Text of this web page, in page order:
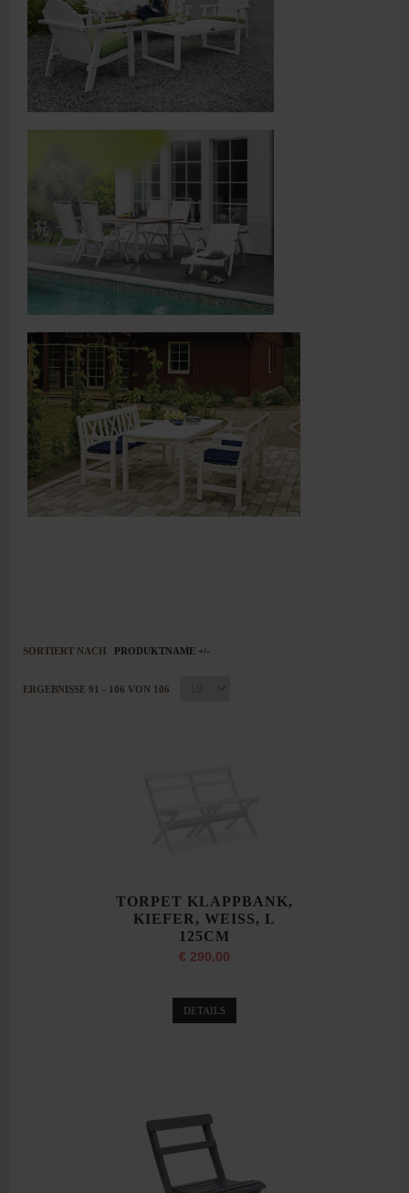
SORTIERT NACH PRODUKTNAME +/-
ERGEBNISSE 91 - 106 VON 106
TORPET KLAPPBANK,
KIEFER, WEISS, L
125CM
€ 290,00
DETAILS